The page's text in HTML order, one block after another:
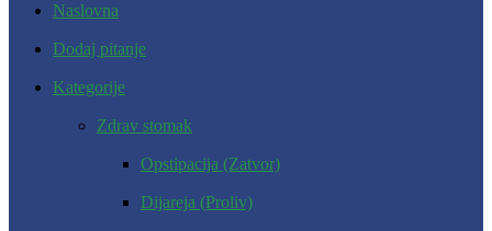
Naslovna
Dodaj pitanje
Kategorije
Zdrav stomak
Opstipacija (Zatvor)
Dijareja (Proliv)